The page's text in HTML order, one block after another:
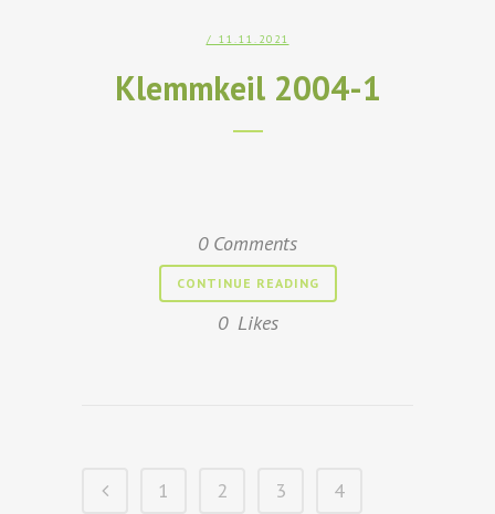
/ 11.11.2021
Klemmkeil 2004-1
0 Comments
CONTINUE READING
0 Likes
1 2 3
4